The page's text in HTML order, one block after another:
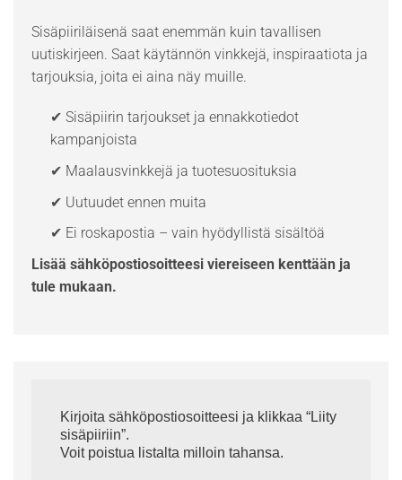
Sisäpiiriläisenä saat enemmän kuin tavallisen
uutiskirjeen. Saat käytännön vinkkejä, inspiraatiota ja
tarjouksia, joita ei aina näy muille.
✔ Sisäpiirin tarjoukset ja ennakkotiedot
kampanjoista
✔ Maalausvinkkejä ja tuotesuosituksia
✔ Uutuudet ennen muita
✔ Ei roskapostia – vain hyödyllistä sisältöä
Lisää sähköpostiosoitteesi viereiseen kenttään ja
tule mukaan.
Kirjoita sähköpostiosoitteesi ja klikkaa “Liity
sisäpiiriin”.
Voit poistua listalta milloin tahansa.